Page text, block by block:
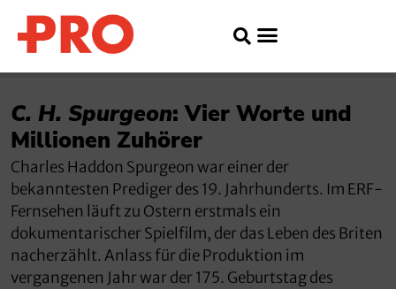
C. H. Spurgeon: Vier Worte und
Millionen Zuhörer
Charles Haddon Spurgeon war einer der
bekanntesten Prediger des 19. Jahrhunderts. Im ERF-
Fernsehen läuft zu Ostern erstmals ein
dokumentarischer Spielfilm, der das Leben des Briten
nacherzählt. Anlass für die Produktion im
vergangenen Jahr war der 175. Geburtstag des